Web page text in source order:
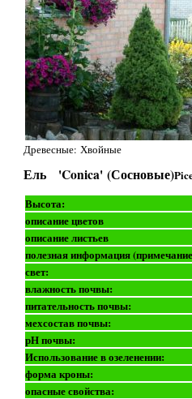
Древесные: Хвойные
Ель 'Conica' (Сосновые)
Высота:
описание цветов
описание листьев
полезная информация
свет:
влажность почвы:
питательность почвы:
мехсостав почвы:
рН почвы:
Использование в озеленении:
форма кроны:
опасные свойства: